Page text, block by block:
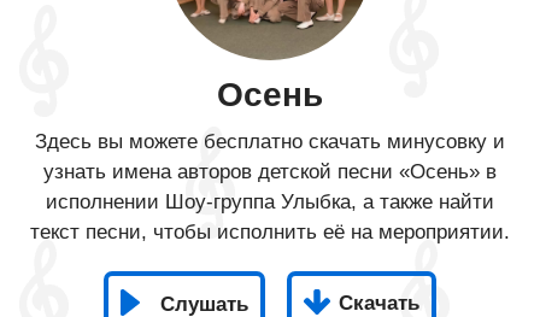
Осень
Здесь вы можете бесплатно скачать минусовку и
узнать имена авторов детской песни «Осень» в
исполнении Шоу-группа Улыбка, а также найти
текст песни, чтобы исполнить её на мероприятии.
Слушать Скачать